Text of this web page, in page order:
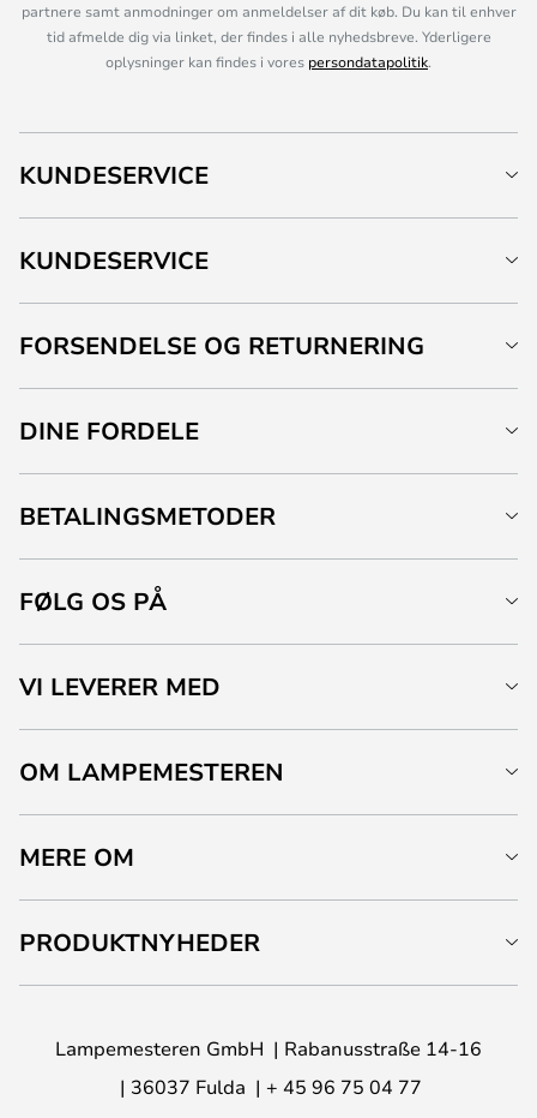
partnere samt anmodninger om anmeldelser af dit køb. Du kan til enhver
tid afmelde dig via linket, der findes i alle nyhedsbreve. Yderligere
oplysninger kan findes i vores persondatapolitik.
KUNDESERVICE
KUNDESERVICE
FORSENDELSE OG RETURNERING
DINE FORDELE
BETALINGSMETODER
FØLG OS PÅ
VI LEVERER MED
OM LAMPEMESTEREN
MERE OM
PRODUKTNYHEDER
Lampemesteren GmbH
Rabanusstraße 14-16
36037 Fulda
+ 45 96 75 04 77